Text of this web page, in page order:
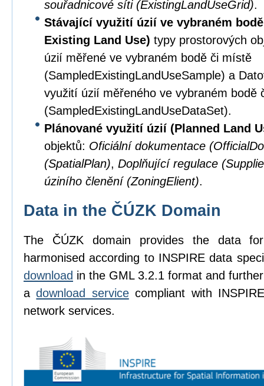
souřadnicové síti (ExistingLandUseGrid).
Stávající využití úzií ve vybraném
Existing Land Use) typy prostorových
úzií měřené ve vybraném bodě či místě
(SampledExistingLandUseSample) a
využití úzií měřeného ve vybraném bodě
(SampledExistingLandUseDataSet).
Plánované využití úzií (Planned Land
objektů: Oficiální dokumentace
(SpatialPlan), Doplňující regulace
úziního členění (ZoningElient).
Data in the ČÚZK Domain
The ČÚZK domain provides the data
harmonised according to INSPIRE data
download in the GML 3.2.1 format and
adownload servicecompliant with
network services.